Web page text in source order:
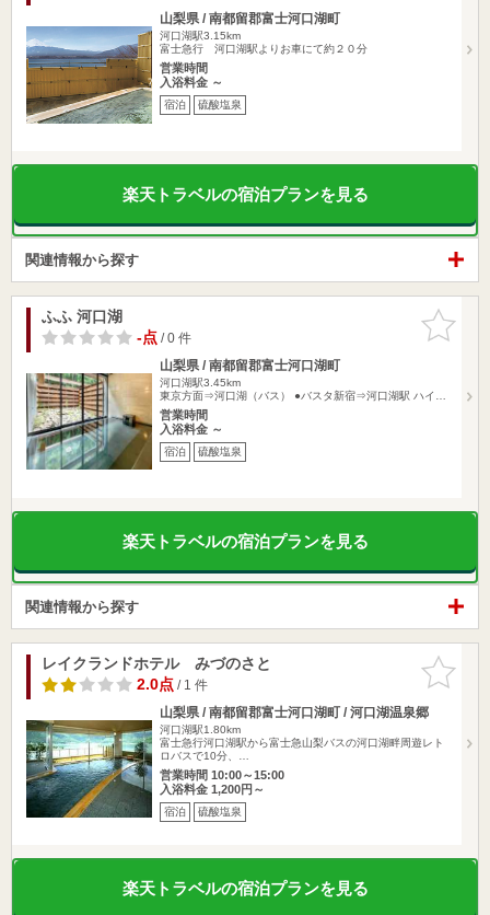
山梨県 / 南都留郡富士河口湖町
河口湖駅3.15km
富士急行 河口湖駅よりお車にて約２０分
営業時間
入浴料金 ～
宿泊 硫酸塩泉
楽天トラベルの宿泊プランを見る
関連情報から探す
お気に入
りに追加
ふふ 河口湖
-点/ 0 件
山梨県 / 南都留郡富士河口湖町
河口湖駅3.45km
東京方面⇒河口湖（バス） ●バスタ新宿⇒河口湖駅 ハイ…
営業時間
入浴料金 ～
宿泊 硫酸塩泉
楽天トラベルの宿泊プランを見る
関連情報から探す
お気に入
りに追加
レイクランドホテル みづのさと
2.0点/ 1 件
山梨県 / 南都留郡富士河口湖町 / 河口湖温泉郷
河口湖駅1.80km
富士急行河口湖駅から富士急山梨バスの河口湖畔周遊レト
ロバスで10分、…
営業時間 10:00～15:00
入浴料金 1,200円～
宿泊 硫酸塩泉
楽天トラベルの宿泊プランを見る